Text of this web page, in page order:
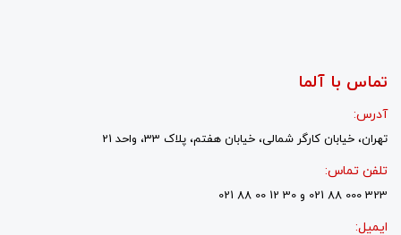
تماس با آلما
آدرس:
تهران، خیابان کارگر شمالی، خیابان هفتم، پلاک 33، واحد 21
تلفن تماس:
323 000 88 021 و 30 12 00 88 021
ایمیل: